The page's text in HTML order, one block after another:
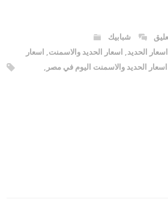
شبابيك
اسعار الحديد, اسعار الحديد والاسمنت, اسعار
اسعار الحديد والاسمنت اليوم في مصر ,